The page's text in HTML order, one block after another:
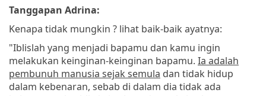
Tanggapan Adrina:
Kenapa tidak mungkin ? lihat baik-baik ayatnya:
"Iblislah yang menjadi bapamu dan kamu ingin
melakukan keinginan-keinginan bapamu. Ia adalah
pembunuh manusia sejak semula dan tidak hidup
dalam kebenaran, sebab di dalam dia tidak ada